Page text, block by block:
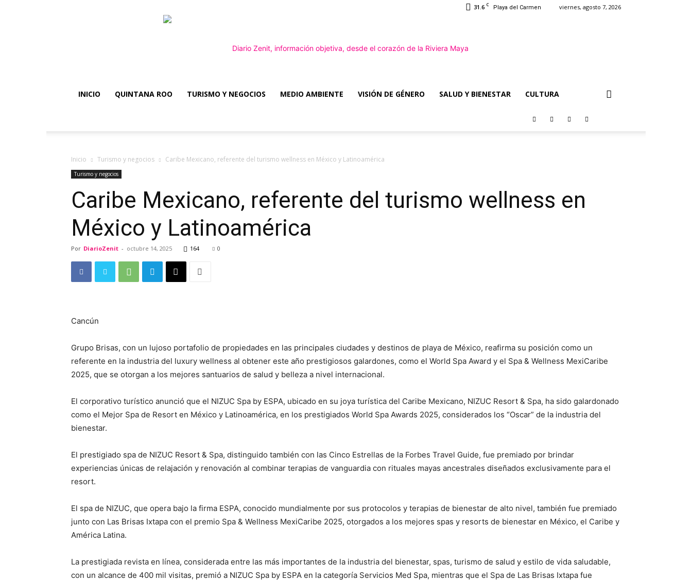
31.6 C Playa del Carmen viernes, agosto 7, 2026
INICIO QUINTANA ROO TURISMO Y NEGOCIOS MEDIO AMBIENTE VISIÓN DE GÉNERO SALUD Y BIENESTAR CULTURA
Inicio Turismo y negocios Caribe Mexicano, referente del turismo wellness en México y Latinoamérica
Turismo y negocios
Caribe Mexicano, referente del turismo wellness en
México y Latinoamérica
Por DiarioZenit - octubre 14, 2025 164 0
Cancún
Grupo Brisas, con un lujoso portafolio de propiedades en las principales ciudades y destinos de playa de México, reafirma su posición como un
referente en la industria del luxury wellness al obtener este año prestigiosos galardones, como el World Spa Award y el Spa & Wellness MexiCaribe
2025, que se otorgan a los mejores santuarios de salud y belleza a nivel internacional.
El corporativo turístico anunció que el NIZUC Spa by ESPA, ubicado en su joya turística del Caribe Mexicano, NIZUC Resort & Spa, ha sido galardonado
como el Mejor Spa de Resort en México y Latinoamérica, en los prestigiados World Spa Awards 2025, considerados los “Oscar” de la industria del
bienestar.
El prestigiado spa de NIZUC Resort & Spa, distinguido también con las Cinco Estrellas de la Forbes Travel Guide, fue premiado por brindar
experiencias únicas de relajación y renovación al combinar terapias de vanguardia con rituales mayas ancestrales diseñados exclusivamente para el
resort.
El spa de NIZUC, que opera bajo la firma ESPA, conocido mundialmente por sus protocolos y terapias de bienestar de alto nivel, también fue premiado
junto con Las Brisas Ixtapa con el premio Spa & Wellness MexiCaribe 2025, otorgados a los mejores spas y resorts de bienestar en México, el Caribe y
América Latina.
La prestigiada revista en línea, considerada entre las más importantes de la industria del bienestar, spas, turismo de salud y estilo de vida saludable,
con un alcance de 400 mil visitas, premió a NIZUC Spa by ESPA en la categoría Servicios Med Spa, mientras que el Spa de Las Brisas Ixtapa fue